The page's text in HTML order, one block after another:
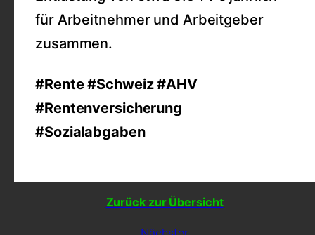
für Arbeitnehmer und Arbeitgeber
zusammen.
#Rente #Schweiz #AHV
#Rentenversicherung
#Sozialabgaben
Zurück zur Übersicht